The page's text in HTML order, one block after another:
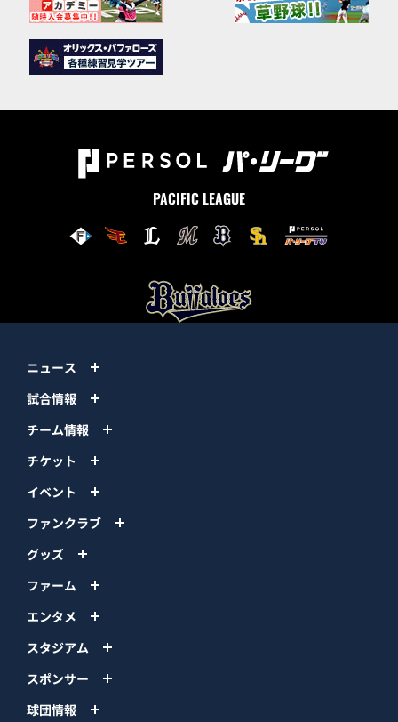
PACIFIC LEAGUE
ニュース
試合情報
チーム情報
チケット
イベント
ファンクラブ
グッズ
ファーム
エンタメ
スタジアム
スポンサー
球団情報